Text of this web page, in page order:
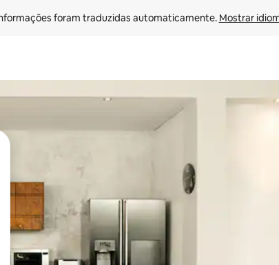
foram traduzidas automaticamente. Mostrar